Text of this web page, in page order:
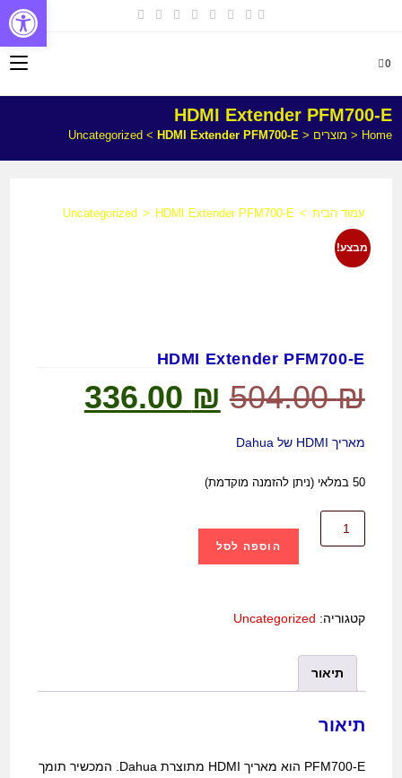
0
HDMI Extender PFM700-E
Home
< מוצרים <
Uncategorized < HDMI Extender PFM700-E
עמוד הבית >
Uncategorized > HDMI Extender PFM700-E
מבצע!
HDMI Extender PFM700-E
504.00₪
336.00 ₪
מאריך HDMI של Dahua
50 במלאי (ניתן להזמנה מוקדמת)
הוספה לסל
קטגוריה: Uncategorized
תיאור
תיאור
PFM700-E הוא מאריך HDMI מתוצרת Dahua. המכשיר תומך